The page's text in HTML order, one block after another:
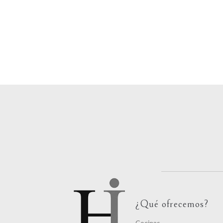
¿Qué ofrecemos?